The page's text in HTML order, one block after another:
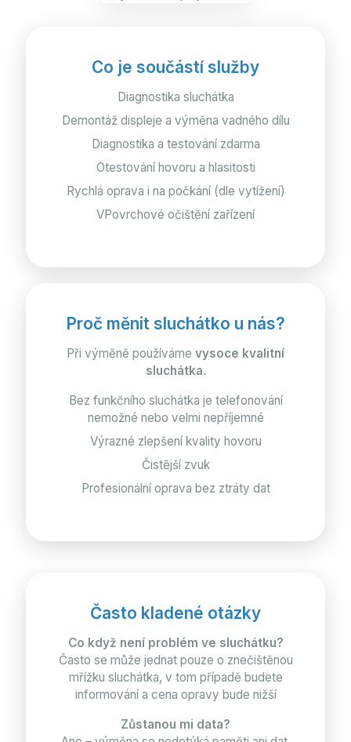
Co je součástí služby
Diagnostika sluchátka
Demontáž displeje a výměna vadného dílu
Diagnostika a testování zdarma
Otestování hovoru a hlasitosti
Rychlá oprava i na počkání (dle vytížení)
VPovrchové očištění zařízení
Proč měnit sluchátko u nás?
Při výměně používáme vysoce kvalitní
sluchátka.
Bez funkčního sluchátka je telefonování
nemožné nebo velmi nepříjemné
Výrazné zlepšení kvality hovoru
Čistější zvuk
Profesionální oprava bez ztráty dat
Často kladené otázky
Co když není problém ve sluchátku?
Často se může jednat pouze o znečištěnou
mřížku sluchátka, v tom případě budete
informování a cena opravy bude nižší
Zůstanou mi data?